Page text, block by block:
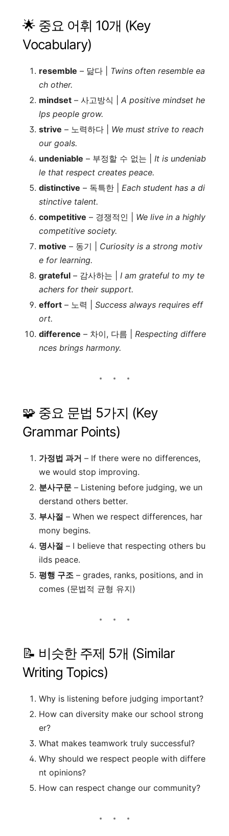
🌟 중요 어휘 10개 (Key
Vocabulary)
resemble – 닮다 | Twins often resemble ea
ch other.
mindset – 사고방식 | A positive mindset he
lps people grow.
strive – 노력하다 | We must strive to reach
our goals.
undeniable – 부정할 수 없는 | It is undeniab
le that respect creates peace.
distinctive – 독특한 | Each student has a di
stinctive talent.
competitive – 경쟁적인 | We live in a highly
competitive society.
motive – 동기 | Curiosity is a strong motiv
e for learning.
grateful – 감사하는 | I am grateful to my te
achers for their support.
effort – 노력 | Success always requires eff
ort.
difference – 차이, 다름 | Respecting differe
nces brings harmony.
🧩 중요 문법 5가지 (Key
Grammar Points)
가정법 과거 – If there were no differences,
we would stop improving.
분사구문 – Listening before judging, we un
derstand others better.
부사절 – When we respect differences, har
mony begins.
명사절 – I believe that respecting others bu
ilds peace.
평행 구조 – grades, ranks, positions, and in
comes (문법적 균형 유지)
📝 비슷한 주제 5개 (Similar
Writing Topics)
Why is listening before judging important?
How can diversity make our school strong
er?
What makes teamwork truly successful?
Why should we respect people with differe
nt opinions?
How can respect change our community?